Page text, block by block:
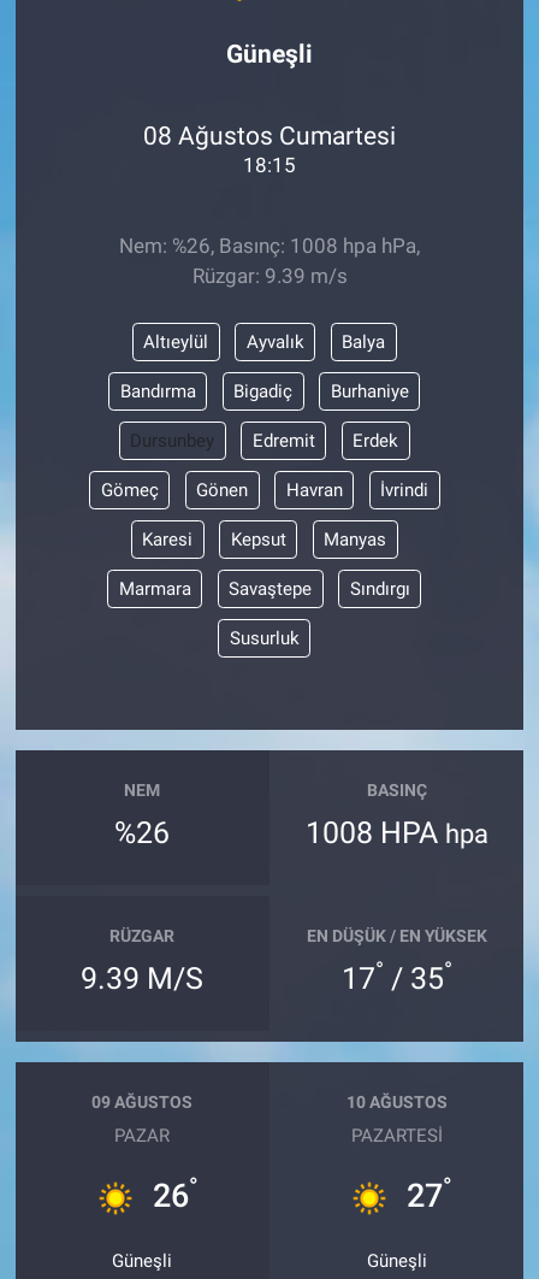
Güneşli
08 Ağustos Cumartesi
18:15
Nem: %26, Basınç: 1008 hpa hPa,
Rüzgar: 9.39 m/s
Altıeylül Ayvalık Balya
Bandırma Bigadiç Burhaniye
Dursunbey Edremit Erdek
Gömeç Gönen Havran İvrindi
Karesi Kepsut Manyas
Marmara Savaştepe Sındırgı
Susurluk
NEM
%26
BASINÇ
1008 HPA hpa
RÜZGAR
9.39 M/S
EN DÜŞÜK / EN YÜKSEK
17° / 35°
09 AĞUSTOS
PAZAR
26°
Güneşli
10 AĞUSTOS
PAZARTESI
27°
Güneşli